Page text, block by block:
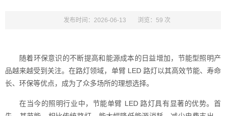
发布时间：2026-06-13 浏览：59 次
随着环保意识的不断提高和能源成本的日益增加，节能型照明产
品越来越受到关注。在路灯领域，单臂 LED 路灯以其高效节能、寿命
长、环保等优点，成为了众多场所的理想选择。
在当今的照明行业中，节能单臂 LED 路灯具有显著的优势。首